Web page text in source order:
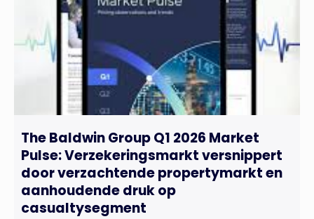
The Baldwin Group Q1 2026 Market
Pulse: Verzekeringsmarkt versnippert
door verzachtende propertymarkt en
aanhoudende druk op
casualtysegment